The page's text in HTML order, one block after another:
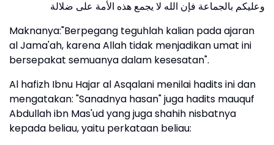
وعليكم بالجماعة فإن الله لا يجمع هذه الأمة على ضلالة
Maknanya:"Berpegang teguhlah kalian pada ajaran
al Jama'ah, karena Allah tidak menjadikan umat ini
bersepakat semuanya dalam kesesatan".
Al hafizh Ibnu Hajar al Asqalani menilai hadits ini dan
mengatakan: "Sanadnya hasan" juga hadits mauquf
Abdullah ibn Mas'ud yang juga shahih nisbatnya
kepada beliau, yaitu perkataan beliau: